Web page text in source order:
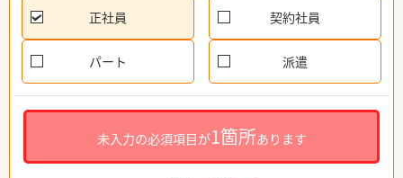
正社員 契約社員
パート 派遣
未入力の必須項目が1箇所あります